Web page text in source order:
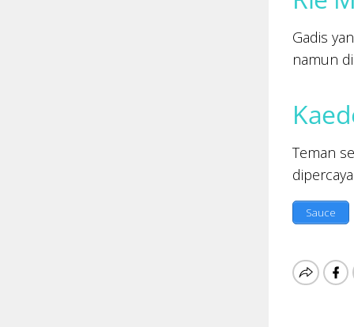
Gadis
namun
Teman
Sauce